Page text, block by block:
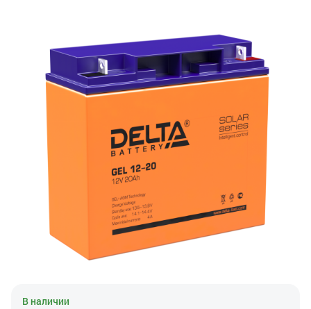
В наличии